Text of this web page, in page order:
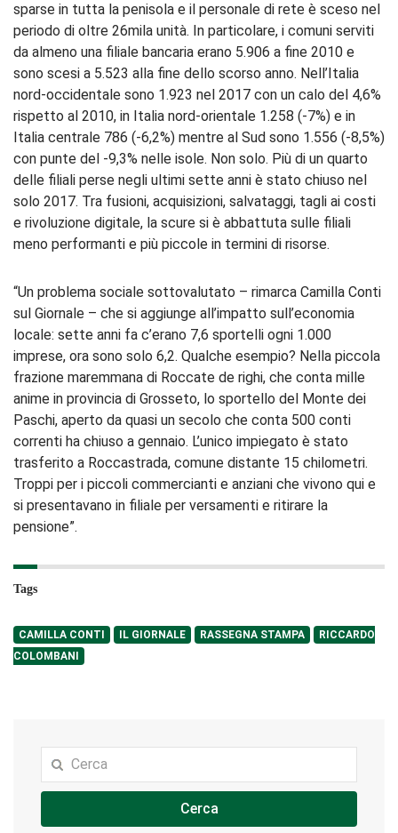
sparse in tutta la penisola e il personale di rete è sceso nel
periodo di oltre 26mila unità. In particolare, i comuni serviti
da almeno una filiale bancaria erano 5.906 a fine 2010 e
sono scesi a 5.523 alla fine dello scorso anno. Nell’Italia
nord-occidentale sono 1.923 nel 2017 con un calo del 4,6%
rispetto al 2010, in Italia nord-orientale 1.258 (-7%) e in
Italia centrale 786 (-6,2%) mentre al Sud sono 1.556 (-8,5%)
con punte del -9,3% nelle isole. Non solo. Più di un quarto
delle filiali perse negli ultimi sette anni è stato chiuso nel
solo 2017. Tra fusioni, acquisizioni, salvataggi, tagli ai costi
e rivoluzione digitale, la scure si è abbattuta sulle filiali
meno performanti e più piccole in termini di risorse.
“Un problema sociale sottovalutato – rimarca Camilla Conti
sul Giornale – che si aggiunge all’impatto sull’economia
locale: sette anni fa c’erano 7,6 sportelli ogni 1.000
imprese, ora sono solo 6,2. Qualche esempio? Nella piccola
frazione maremmana di Roccate de righi, che conta mille
anime in provincia di Grosseto, lo sportello del Monte dei
Paschi, aperto da quasi un secolo che conta 500 conti
correnti ha chiuso a gennaio. L’unico impiegato è stato
trasferito a Roccastrada, comune distante 15 chilometri.
Troppi per i piccoli commercianti e anziani che vivono qui e
si presentavano in filiale per versamenti e ritirare la
pensione”.
Tags
CAMILLA CONTI IL GIORNALE RASSEGNA STAMPA
RICCARDO
COLOMBANI
Cerca